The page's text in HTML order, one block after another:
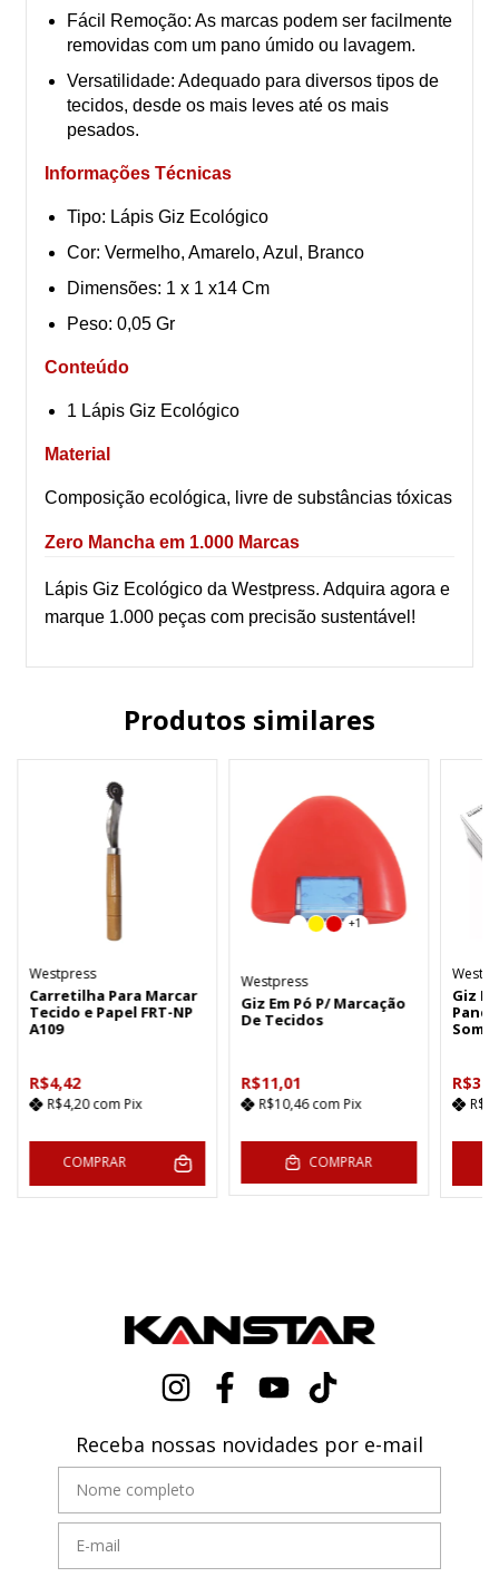
Fácil Remoção: As marcas podem ser facilmente
removidas com um pano úmido ou lavagem.
Versatilidade: Adequado para diversos tipos de
tecidos, desde os mais leves até os mais
pesados.
Informações Técnicas
Tipo: Lápis Giz Ecológico
Cor: Vermelho, Amarelo, Azul, Branco
Dimensões: 1 x 1 x14 Cm
Peso: 0,05 Gr
Conteúdo
1 Lápis Giz Ecológico
Material
Composição ecológica, livre de substâncias tóxicas
Zero Mancha em 1.000 Marcas
Lápis Giz Ecológico da Westpress. Adquira agora e
marque 1.000 peças com precisão sustentável!
Produtos similares
Westpress
Carretilha Para Marcar
Tecido e Papel FRT-NP
A109
R$4,42
R$4,20com Pix
COMPRAR
+1
Westpress
Giz Em Pó P/ Marcação
De Tecidos
R$11,01
R$10,46com Pix
COMPRAR
Giz
Some
Receba nossas novidades por e-mail